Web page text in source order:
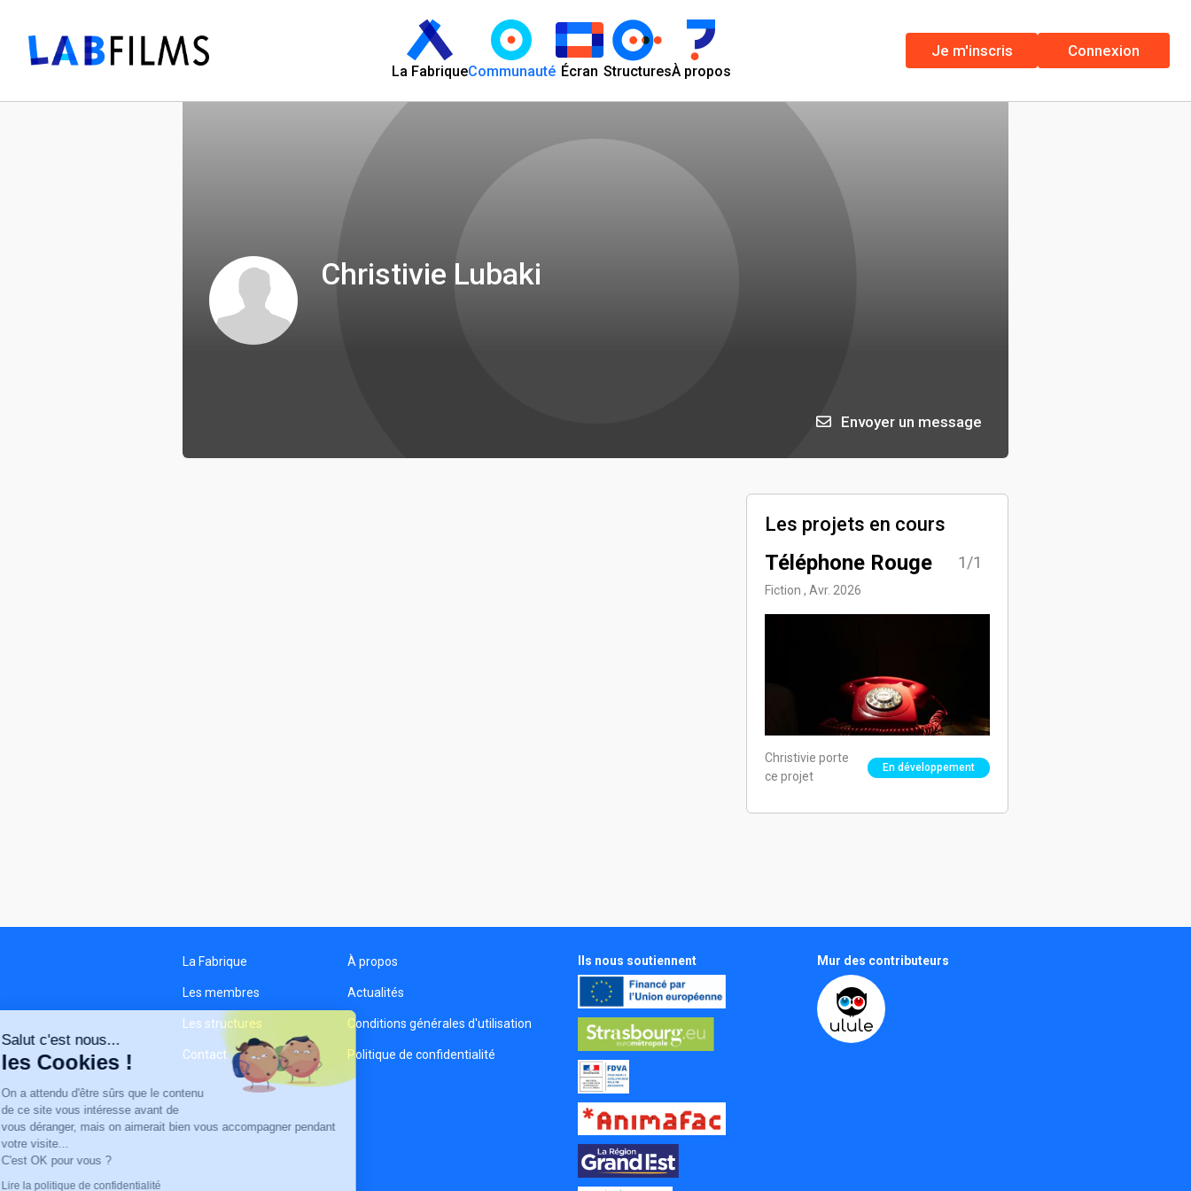
La FabriqueCommunauté Écran StructuresÀ propos
Je m'inscris Connexion
Christivie Lubaki
Envoyer un message
Les projets en cours
Téléphone Rouge
Fiction , Avr. 2026
1/1
Christivie porte
ce projet
En développement
La Fabrique
Les membres
Les structures
Contact
À propos
Actualités
Conditions générales d'utilisation
Politique de confidentialité
Ils nous soutiennent Mur des contributeurs
Salut c'est nous...
les Cookies !
On a attendu d'être sûrs que le contenu
de ce site vous intéresse avant de
vous déranger, mais on aimerait bien vous accompagner pendant
votre visite...
C'est OK pour vous ?
Lire la politique de confidentialité